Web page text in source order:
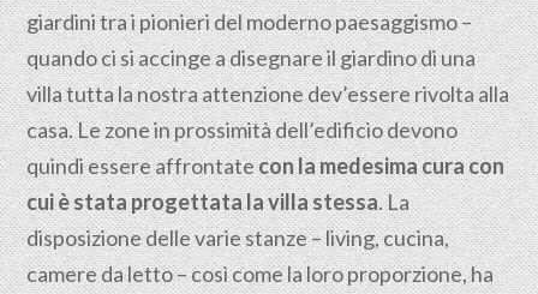
giardini tra i pionieri del moderno paesaggismo –
quando ci si accinge a disegnare il giardino di una
villa tutta la nostra attenzione dev’essere rivolta alla
casa. Le zone in prossimità dell’edificio devono
quindi essere affrontatecon la medesima cura con
cui è stata progettata la villa stessa. La
disposizione delle varie stanze – living, cucina,
camere da letto – così come la loro proporzione, ha